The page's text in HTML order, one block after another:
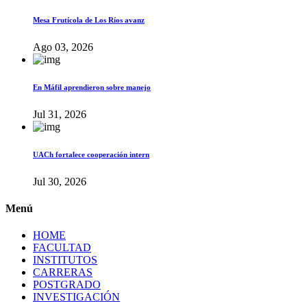
Mesa Frutícola de Los Ríos avanz
Ago 03, 2026
En Máfil aprendieron sobre manejo
Jul 31, 2026
UACh fortalece cooperación intern
Jul 30, 2026
Menú
HOME
FACULTAD
INSTITUTOS
CARRERAS
POSTGRADO
INVESTIGACIÓN